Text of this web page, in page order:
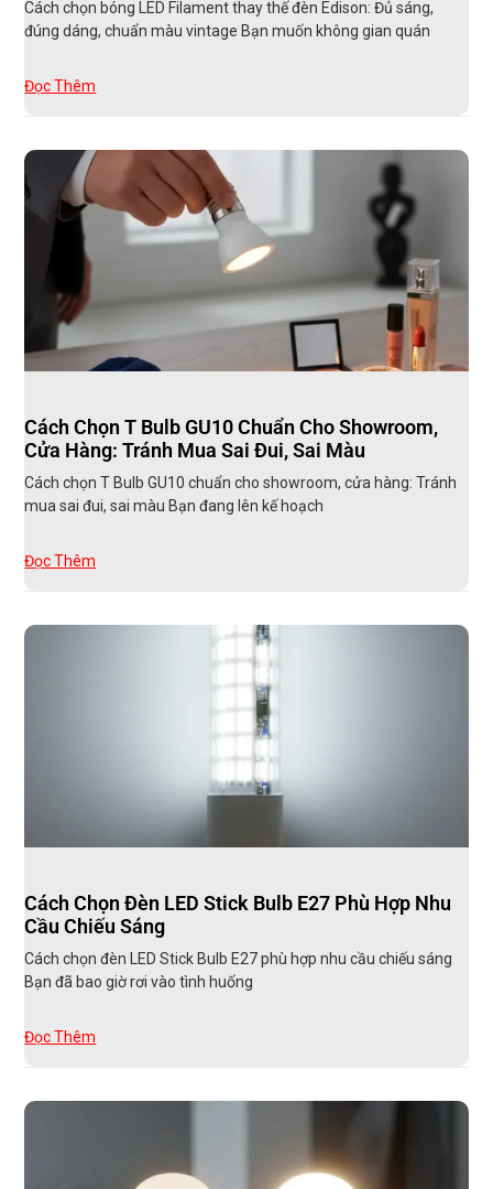
Cách chọn bóng LED Filament thay thế đèn Edison: Đủ sáng,
đúng dáng, chuẩn màu vintage Bạn muốn không gian quán
Đọc Thêm
Cách Chọn T Bulb GU10 Chuẩn Cho Showroom,
Cửa Hàng: Tránh Mua Sai Đui, Sai Màu
Cách chọn T Bulb GU10 chuẩn cho showroom, cửa hàng: Tránh
mua sai đui, sai màu Bạn đang lên kế hoạch
Đọc Thêm
Cách Chọn Đèn LED Stick Bulb E27 Phù Hợp Nhu
Cầu Chiếu Sáng
Cách chọn đèn LED Stick Bulb E27 phù hợp nhu cầu chiếu sáng
Bạn đã bao giờ rơi vào tình huống
Đọc Thêm